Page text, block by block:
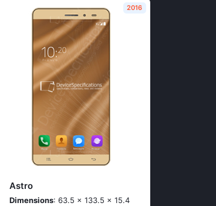
2016
Astro
Dimensions: 63.5 x 133.5 x 15.4